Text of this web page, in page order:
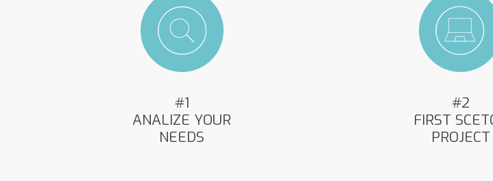
#1
ANALIZE YOUR
NEEDS
#2
FIRST
PROJECT